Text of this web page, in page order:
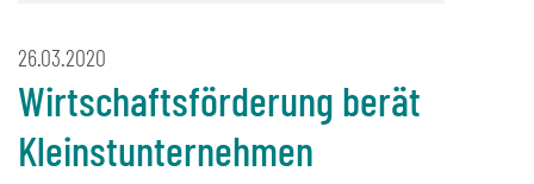
26.03.2020
Wirtschaftsförderung berät
Kleinstunternehmen